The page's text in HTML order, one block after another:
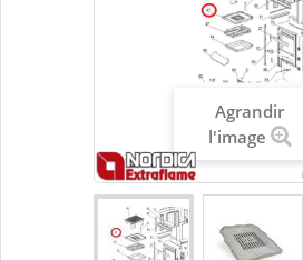
Agrandir
l'image